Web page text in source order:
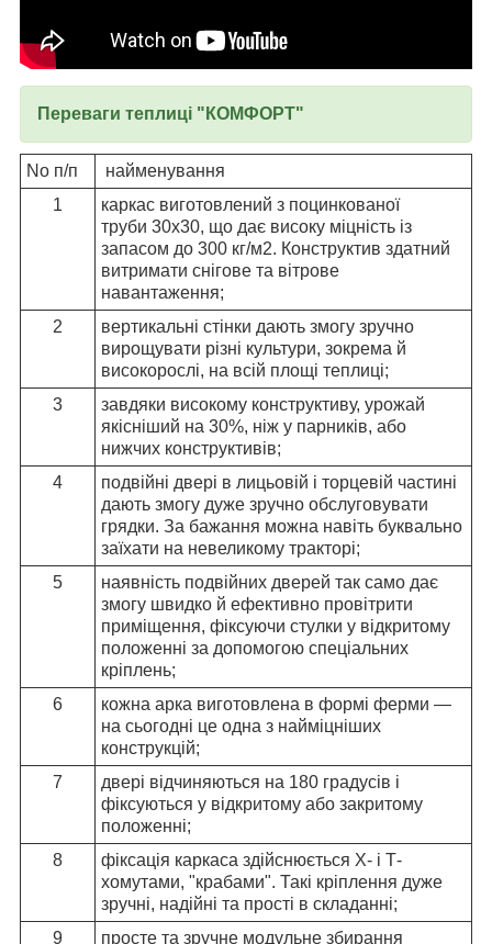
Переваги теплиці "КОМФОРТ"
No п/п
найменування
1
каркас виготовлений з поцинкованої
труби 30х30, що дає високу міцність із
запасом до 300 кг/м2. Конструктив здатний
витримати снігове та вітрове
навантаження;
2
вертикальні стінки дають змогу зручно
вирощувати різні культури, зокрема й
високорослі, на всій площі теплиці;
3
завдяки високому конструктиву, урожай
якісніший на 30%, ніж у парників, або
нижчих конструктивів;
4
подвійні двері в лицьовій і торцевій частині
дають змогу дуже зручно обслуговувати
грядки. За бажання можна навіть буквально
заїхати на невеликому тракторі;
5
наявність подвійних дверей так само дає
змогу швидко й ефективно провітрити
приміщення, фіксуючи стулки у відкритому
положенні за допомогою спеціальних
кріплень;
6
кожна арка виготовлена в формі ферми —
на сьогодні це одна з найміцніших
конструкцій;
7
двері відчиняються на 180 градусів і
фіксуються у відкритому або закритому
положенні;
8
фіксація каркаса здійснюється Х- і Т-
хомутами, "крабами". Такі кріплення дуже
зручні, надійні та прості в складанні;
9
просте та зручне модульне збирання